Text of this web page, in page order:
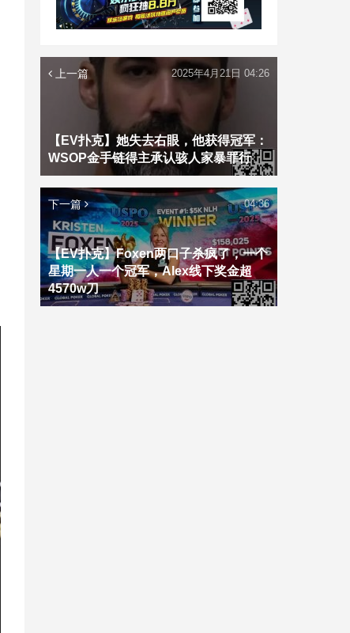
上一篇
【EV扑克】她失去右眼，他获得冠军：
WSOP金手链得主承认骇人家暴罪行
2025年4月21日 04:26
下一篇
【EV扑克】Foxen两口子杀疯了，一个
星期一人一个冠军，Alex线下奖金超
4570w刀
04:36